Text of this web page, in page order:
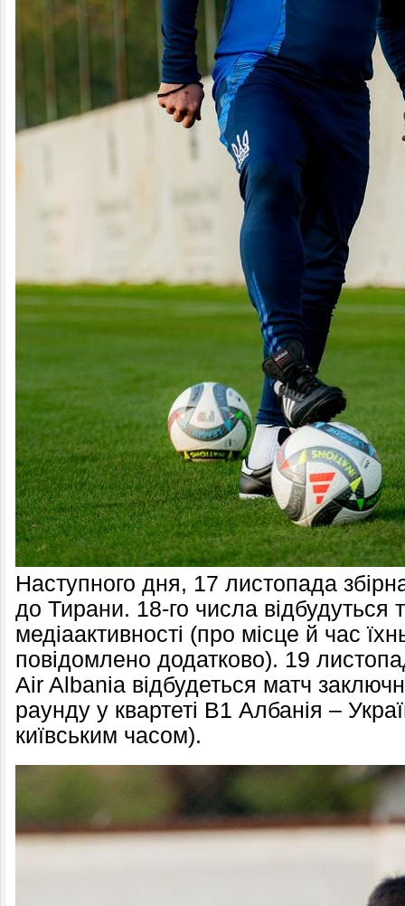
Наступного дня, 17 листопада
до Тирани. 18-го числа відбудуться
медіаактивності (про місце й час
повідомлено додатково). 19
Air Albania відбудеться матч
раунду у квартеті В1 Албанія –
київським часом).